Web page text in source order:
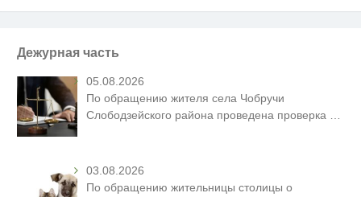
Дежурная часть
05.08.2026
По обращению жителя села Чобручи
Слободзейского района проведена проверка
03.08.2026
По обращению жительницы столицы о